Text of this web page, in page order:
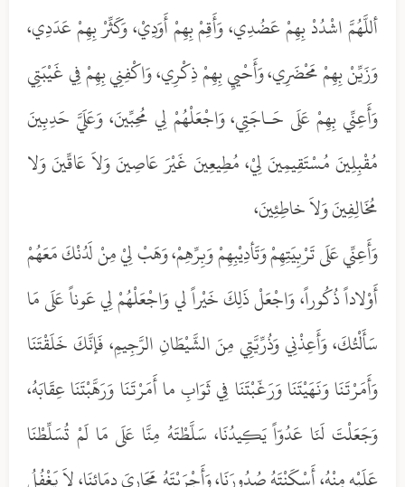
أللَّهُمَّ اشْدُدْ بِهِمْ عَضُدِي، وَأَقِمْ بِهِمْ أَوَدِيْ، وَكَثِّرْ بِهِمْ عَدَدِي،
وَزَيِّنْ بِهِمْ مَحْضَرِي، وَأَحْييِ بِهِمْ ذِكْرِي، وَاكْفِنِي بِهِمْ فِي غَيْبَتِي
وَأَعِنِّي بِهِمْ عَلَى حَـاجَتِي، وَاجْعَلْهُمْ لِي مُحِبِّينَ، وَعَلَيَّ حَدِبِينَ
مُقْبِلِينَ مُسْتَقِيمِينَ لِيْ، مُطِيعِينَ غَيْرَ عَاصِينَ وَلاَ عَاقِّينَ وَلا
مُخَالِفِينَ وَلاَ خـاطِئِينَ،
وَأَعِنِّي عَلَى تَرْبِيَتِهِمْ وَتَأدِيْبِهِمْ وَبِرِّهِمْ، وَهَبْ لِيْ مِنْ لَدُنْكَ مَعَهُمْ
أَوْلاداً ذُكُوراً، وَاجْعَلْ ذَلِكَ خَيْراً لي وَاجْعَلْهُمْ لِي عَوناً عَلَى مَا
سَأَلْتُكَ، وَأَعِذْنِي وَذُرِّيَّتِي مِنَ الشَّيْطَانِ الرَّجِيمِ، فَإنَّكَ خَلَقْتَنَا
وَأَمَرْتَنَا وَنَهَيْتَنَا وَرَغّبْتَنَا فِي ثَوَابِ ما أَمَرْتَنَا وَرَهَّبْتَنَا عِقَابَهُ،
وَجَعَلْتَ لَنَا عَدُوّاً يَكِيدُنَا، سَلَّطْتَهُ مِنَّا عَلَى مَا لَمْ تُسَلِّطْنَا
عَلَيْهِ مِنْهُ، أَسْكَنْتَهُ صُدُورَنَا، وَأَجْرَيْتَهُ مَجَارِيَ دِمَائِنَا، لاَ يَغْفُلُ